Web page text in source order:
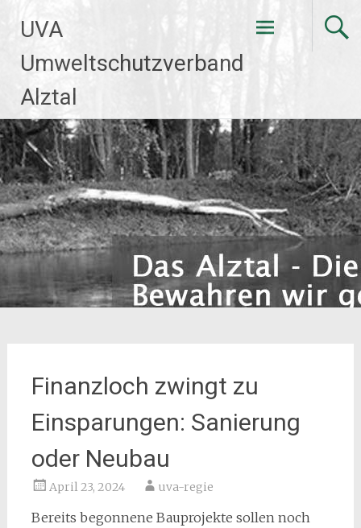
InhaltUVA
Umweltschutzverband
Alztal
Finanzloch zwingt zu
Einsparungen: Sanierung
oder Neubau
April 23, 2024 uva-regie
Bereits begonnene Bauprojekte sollen noch